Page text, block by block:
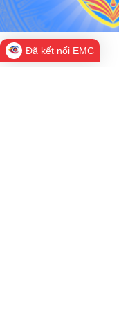
Đã kết nối EMC